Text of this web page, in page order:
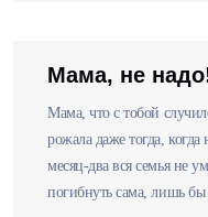
Мама, не
Мама, что с тобой
рожала даже тогда,
месяц-два вся семья не
погибнуть сама, лишь